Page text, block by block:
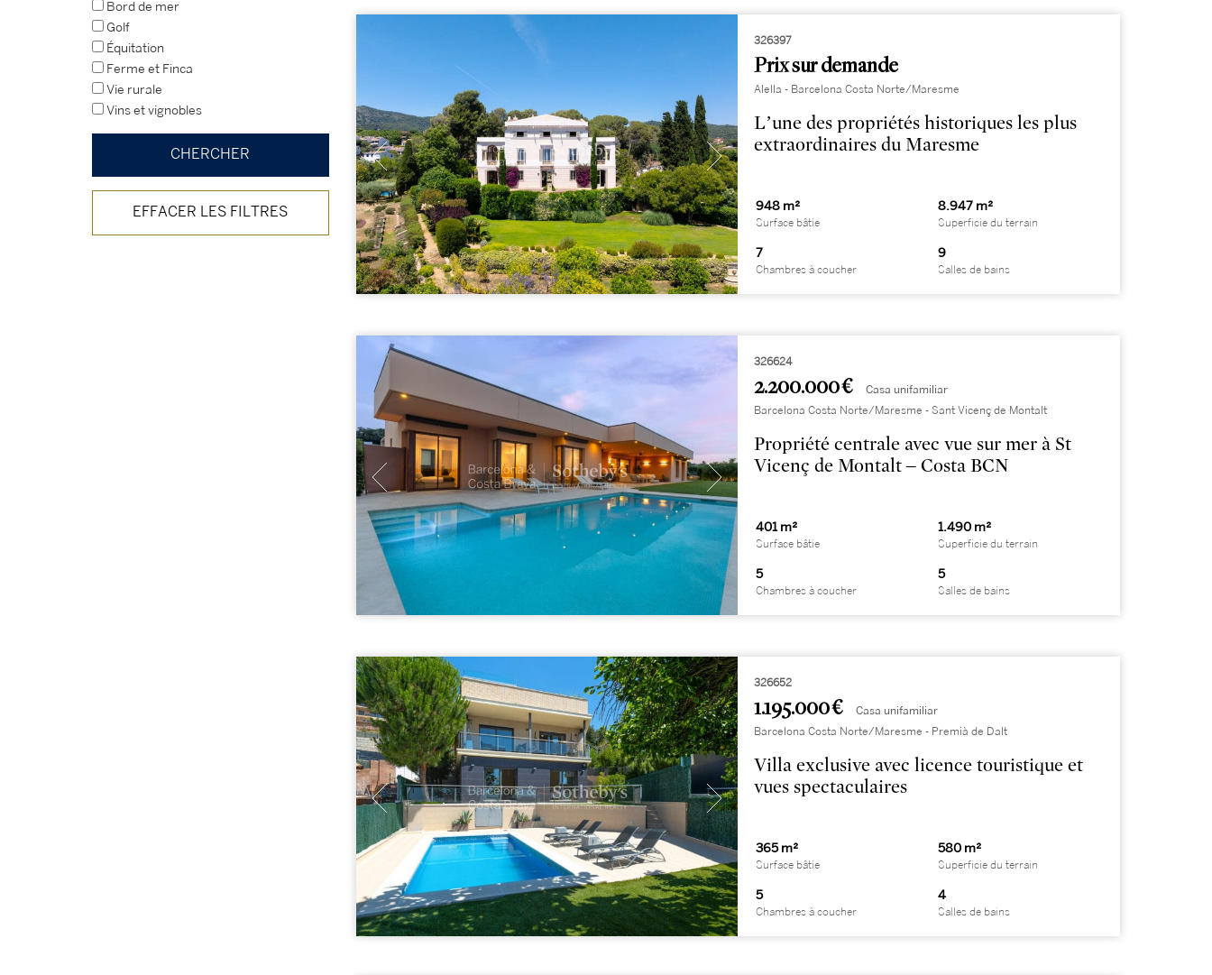
Bord de mer
Golf
Équitation
Ferme et Finca
Vie rurale
Vins et vignobles
EFFACER LES FILTRES
326397
Prix sur demande
Alella - Barcelona Costa Norte/Maresme
L’une des propriétés historiques les plus
extraordinaires du Maresme
948 m²
Surface bâtie
8.947 m²
Superficie du terrain
7
Chambres à coucher
9
Salles de bains
326624
2.200.000 € Casa unifamiliar
Barcelona Costa Norte/Maresme - Sant Vicenç de Montalt
Propriété centrale avec vue sur mer à St
Vicenç de Montalt – Costa BCN
401 m²
Surface bâtie
1.490 m²
Superficie du terrain
5
Chambres à coucher
5
Salles de bains
326652
1.195.000 € Casa unifamiliar
Barcelona Costa Norte/Maresme - Premià de Dalt
Villa exclusive avec licence touristique et
vues spectaculaires
365 m²
Surface bâtie
580 m²
Superficie du terrain
5
Chambres à coucher
4
Salles de bains